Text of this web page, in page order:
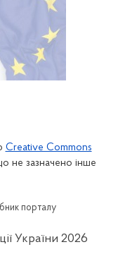
Creative Commons
не зазначено інше
України 2026
порталу